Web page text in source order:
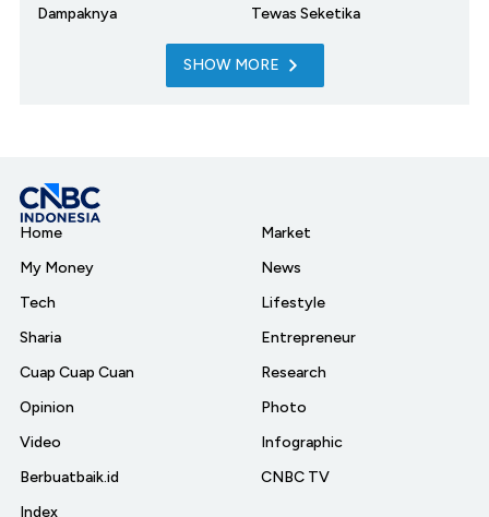
Dampaknya
Tewas Seketika
SHOW MORE
Home
My Money
Tech
Sharia
Cuap Cuap Cuan
Opinion
Video
Berbuatbaik.id
Index
Market
News
Lifestyle
Entrepreneur
Research
Photo
Infographic
CNBC TV